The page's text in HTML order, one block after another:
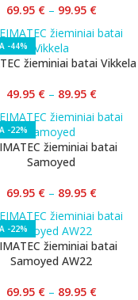
69.95 € – 99.95 €
-44%
žieminiai batai Vikkela
49.95 € – 89.95 €
-22%
žieminiai batai
Samoyed
69.95 € – 89.95 €
-22%
žieminiai batai
Samoyed AW22
69.95 € – 89.95 €